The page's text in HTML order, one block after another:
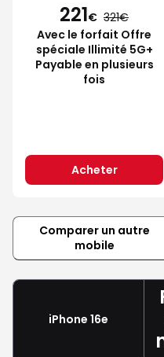
221€ 321
Avec le forfait Offre
spéciale Illimité 5G+
Payable en plusieurs
fois
Acheter
Comparer un autre
mobile
iPhone 16e